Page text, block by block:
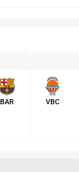
BAR VBC